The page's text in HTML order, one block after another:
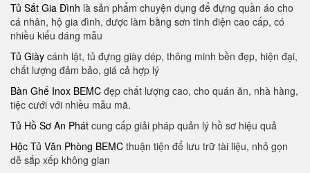
Tủ Sắt Gia Đình là sản phẩm chuyện dụng để đựng quần áo cho
cá nhân, hộ gia đình, được làm bằng sơn tĩnh điện cao cấp, có
nhiều kiểu dáng mẫu
Tủ Giày cánh lật, tủ đựng giày dép, thông minh bền đẹp, hiện đại,
chất lượng đảm bảo, giá cả hợp lý
Bàn Ghế Inox BEMC đẹp chất lượng cao, cho quán ăn, nhà hàng,
tiệc cưới với nhiều mẫu mã.
Tủ Hồ Sơ An Phát cung cấp giải pháp quản lý hồ sơ hiệu quả
Hộc Tủ Văn Phòng BEMC thuận tiện để lưu trữ tài liệu, nhỏ gọn
dễ sắp xếp không gian